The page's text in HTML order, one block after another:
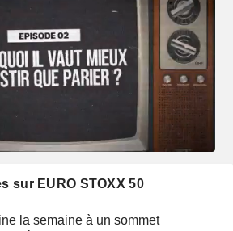
sur EURO STOXX 50
la semaine à un sommet